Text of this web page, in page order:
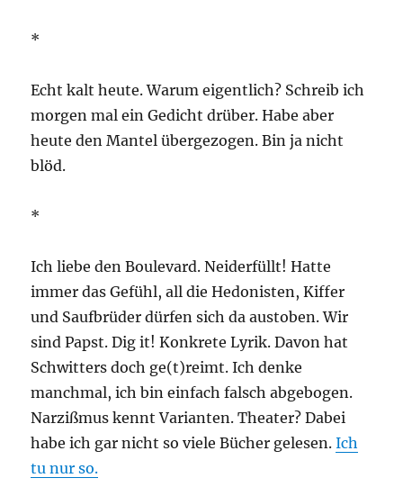
*
Echt kalt heute. Warum eigentlich? Schreib ich
morgen mal ein Gedicht drüber. Habe aber
heute den Mantel übergezogen. Bin ja nicht
blöd.
*
Ich liebe den Boulevard. Neiderfüllt! Hatte
immer das Gefühl, all die Hedonisten, Kiffer
und Saufbrüder dürfen sich da austoben. Wir
sind Papst. Dig it! Konkrete Lyrik. Davon hat
Schwitters doch ge(t)reimt. Ich denke
manchmal, ich bin einfach falsch abgebogen.
Narzißmus kennt Varianten. Theater? Dabei
habe ich gar nicht so viele Bücher gelesen.Ich
tu nur so.